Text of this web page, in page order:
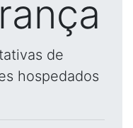
de
hospedados